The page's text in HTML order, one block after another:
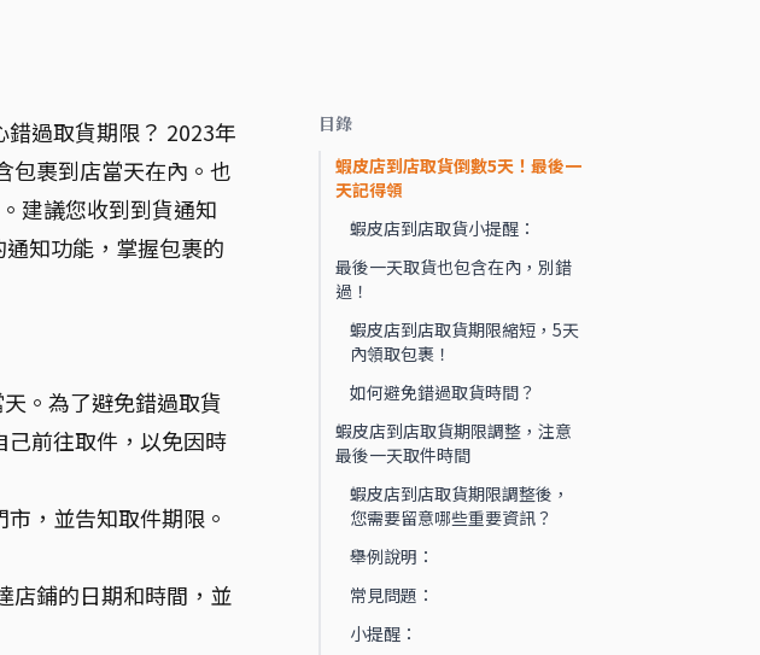
過取貨期限？ 2023年
包裹到店當天在內。也
建議您收到到貨通知
知功能，掌握包裹的
。為了避免錯過取貨
前往取件，以免因時
，並告知取件期限。
店鋪的日期和時間，並
目錄
蝦皮店到店取貨倒數5天！最後一
天記得領
蝦皮店到店取貨小提醒：
最後一天取貨也包含在內，別錯
過！
蝦皮店到店取貨期限縮短，5天
內領取包裹！
如何避免錯過取貨時間？
蝦皮店到店取貨期限調整，注意
最後一天取件時間
蝦皮店到店取貨期限調整後，
您需要留意哪些重要資訊？
舉例說明：
常見問題：
小提醒：